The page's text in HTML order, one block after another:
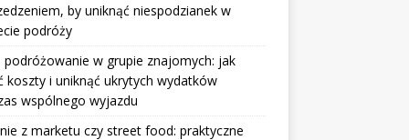
by uniknąć niespodzianek w
podróży
podróżowanie w grupie znajomych: jak
koszty i uniknąć ukrytych wydatków
wspólnego wyjazdu
z marketu czy street food: praktyczne